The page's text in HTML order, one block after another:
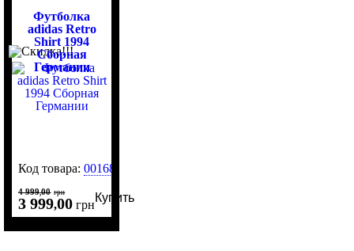
Футболка
adidas Retro
Shirt 1994
Сборная
Германии
Код товара:0016800
4 999,00 грн
3 999,00 грн
Купить